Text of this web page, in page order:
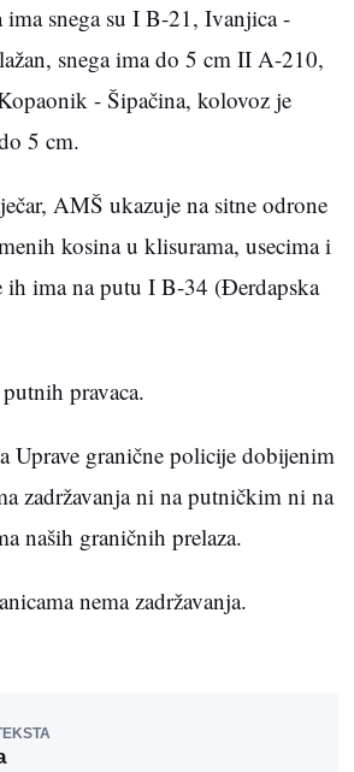
snega su I B-21, Ivanjica -
snega ima do 5 cm II A-210,
- Šipačina, kolovoz je
5 cm.
AMŠ ukazuje na sitne odrone
kosina u klisurama, usecima i
ih ima na putu I B-34 (Đerdapska
pravaca.
Uprave granične policije dobijenim
zadržavanja ni na putničkim ni na
naših graničnih prelaza.
nema zadržavanja.